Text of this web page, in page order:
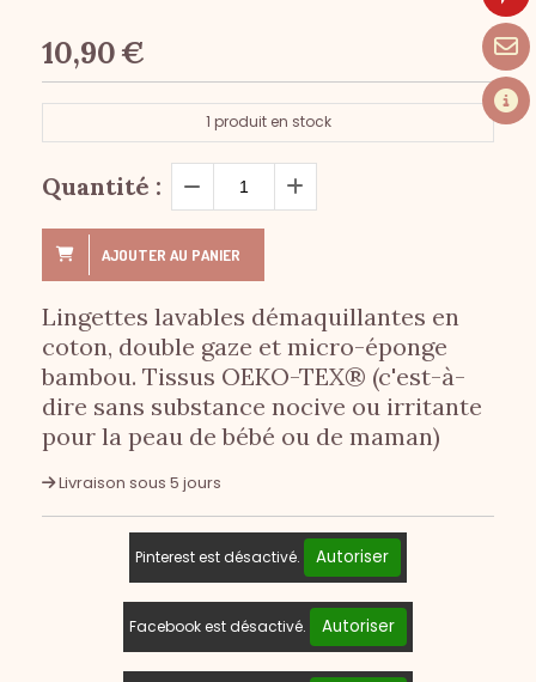
10,90€
1 produit en stock
Quantité :
AJOUTER AU PANIER
Lingettes lavables démaquillantes en
coton, double gaze et micro-éponge
bambou. Tissus OEKO-TEX® (c'est-à-
dire sans substance nocive ou irritante
pour la peau de bébé ou de maman)
Livraison sous 5 jours
Pinterest est désactivé. Autoriser
Facebook est désactivé. Autoriser